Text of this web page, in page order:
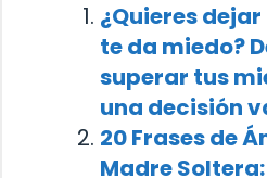
¿Quieres
te da miedo?
superar tus
una decisión
20 Frases de
Madre